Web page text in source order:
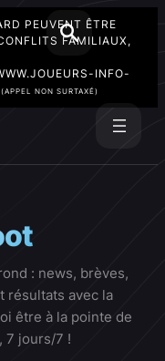
PEUVENT ÊTRE
FAMILIAUX,
INFO-
(APPEL NON SURTAXÉ)
: news, brèves,
résultats avec la
être à la pointe de
7 jours/7 !